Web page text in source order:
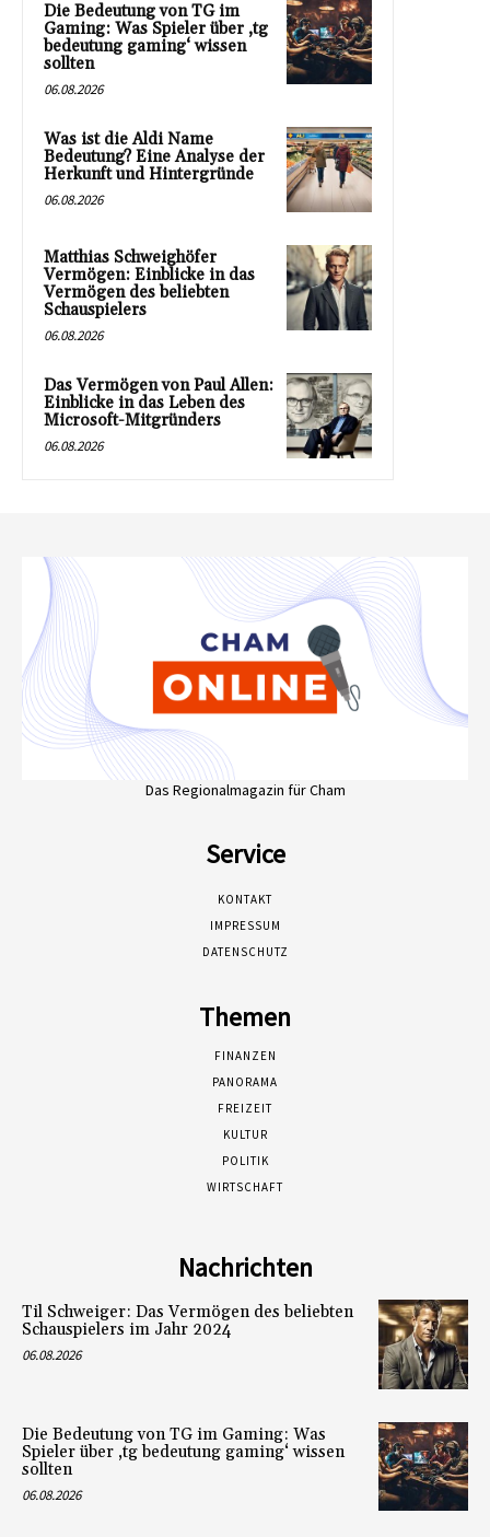
Die Bedeutung von TG im
Gaming: Was Spieler über ‚tg
bedeutung gaming‘ wissen
sollten
06.08.2026
Was ist die Aldi Name
Bedeutung? Eine Analyse der
Herkunft und Hintergründe
06.08.2026
Matthias Schweighöfer
Vermögen: Einblicke in das
Vermögen des beliebten
Schauspielers
06.08.2026
Das Vermögen von Paul Allen:
Einblicke in das Leben des
Microsoft-Mitgründers
06.08.2026
Das Regionalmagazin für Cham
Service
KONTAKT
IMPRESSUM
DATENSCHUTZ
Themen
FINANZEN
PANORAMA
FREIZEIT
KULTUR
POLITIK
WIRTSCHAFT
Nachrichten
Til Schweiger: Das Vermögen des beliebten
Schauspielers im Jahr 2024
06.08.2026
Die Bedeutung von TG im Gaming: Was
Spieler über ‚tg bedeutung gaming‘ wissen
sollten
06.08.2026